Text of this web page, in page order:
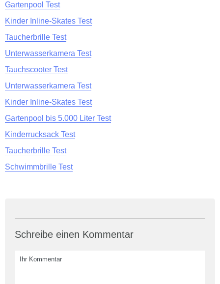
Gartenpool Test
Kinder Inline-Skates Test
Taucherbrille Test
Unterwasserkamera Test
Tauchscooter Test
Unterwasserkamera Test
Kinder Inline-Skates Test
Gartenpool bis 5.000 Liter Test
Kinderrucksack Test
Taucherbrille Test
Schwimmbrille Test
Schreibe einen Kommentar